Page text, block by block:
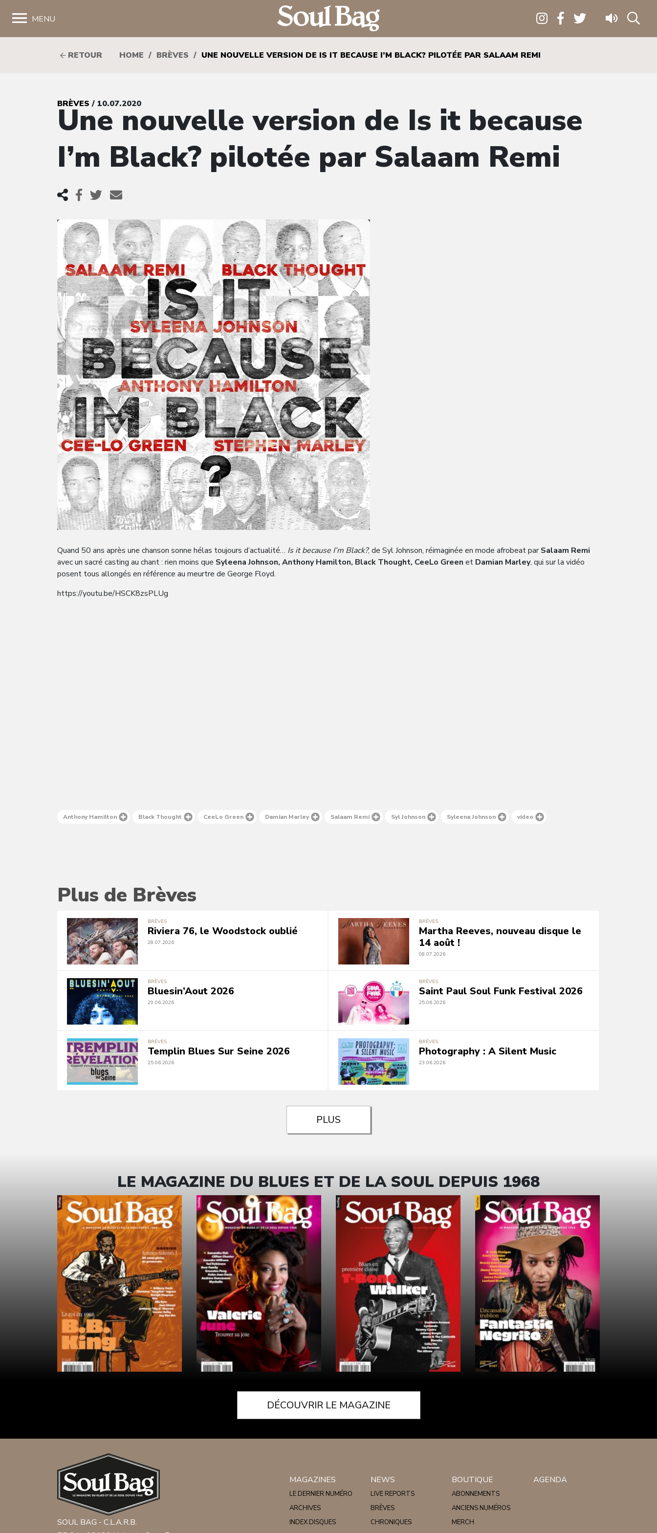
MENU
RETOUR HOME / BRÈVES / UNE NOUVELLE VERSION DE IS IT BECAUSE I’M BLACK? PILOTÉE PAR SALAAM REMI
BRÈVES / 10.07.2020
Une nouvelle version de Is it because
I’m Black? pilotée par Salaam Remi
Quand 50 ans après une chanson sonne hélas toujours d’actualité… Is it because I’m Black?, de Syl Johnson, réimaginée en mode afrobeat parSalaam Remi
avec un sacré casting au chant : rien moins que Syleena Johnson, Anthony Hamilton, Black Thought, CeeLo Green et Damian Marley, qui sur la vidéo
posent tous allongés en référence au meurtre de George Floyd.
https://youtu.be/HSCK8zsPLUg
Anthony Hamilton Black Thought CeeLo Green Damian Marley Salaam Remi Syl Johnson Syleena Johnson video
Plus de Brèves
BRÈVES
Riviera 76, le Woodstock oublié
28.07.2026
BRÈVES
Martha Reeves, nouveau disque le
14 août !
08.07.2026
BRÈVES
Bluesin’Aout 2026
29.06.2026
BRÈVES
Saint Paul Soul Funk Festival 2026
25.06.2026
BRÈVES
Templin Blues Sur Seine 2026
25.06.2026
BRÈVES
Photography : A Silent Music
23.06.2026
PLUS
LE MAGAZINE DU BLUES ET DE LA SOUL DEPUIS 1968
DÉCOUVRIR LE MAGAZINE
SOUL BAG - C.L.A.R.B.
MAGAZINES
LE DERNIER NUMÉRO
ARCHIVES
INDEX DISQUES
NEWS
LIVE REPORTS
BRÈVES
CHRONIQUES
BOUTIQUE
ABONNEMENTS
ANCIENS NUMÉROS
MERCH
AGENDA